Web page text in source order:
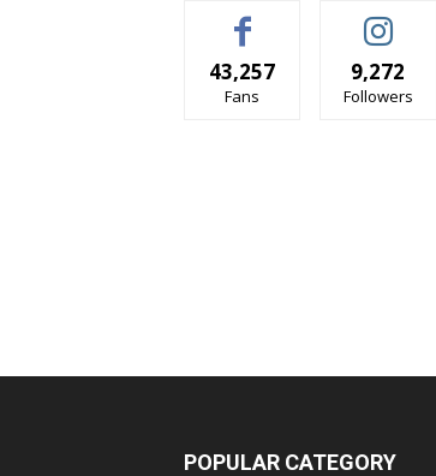
43,257
Fans
9,272
Followers
POPULAR CATEGORY